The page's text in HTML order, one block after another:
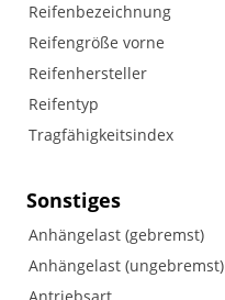
Reifenbezeichnung
Reifengröße vorne
Reifenhersteller
Reifentyp
Tragfähigkeitsindex
Sonstiges
Anhängelast (gebremst)
Anhängelast (ungebremst)